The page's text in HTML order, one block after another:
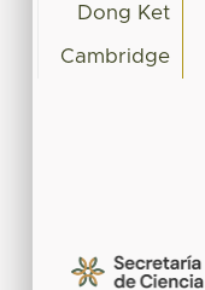
Dong Ket
Cambridge